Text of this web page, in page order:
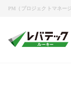
PM（プロジェクトマネー